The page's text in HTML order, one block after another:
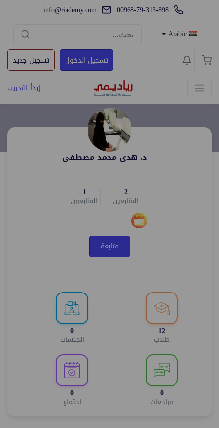
00968-79-313-898
info@riademy.com
Arabic
تسجيل الدخول
تسجيل جديد
إبدأ التدريب
د. هدى محمد مصطفى
2
المتابعين
1
المتابعون
متابعة
12
طلاب
0
الجلسات
0
مراجعات
0
اجتماع